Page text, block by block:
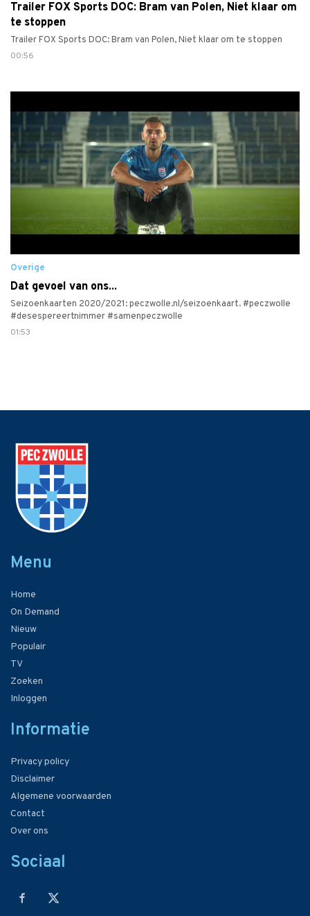
Trailer FOX Sports DOC: Bram van Polen, Niet klaar om
te stoppen
Trailer FOX Sports DOC: Bram van Polen, Niet klaar om te stoppen
00:56
Overige
Dat gevoel van ons...
Seizoenkaarten 2020/2021: peczwolle.nl/seizoenkaart. #peczwolle
#desespereertnimmer #samenpeczwolle
01:53
Menu
Home
On Demand
Nieuw
Populair
TV
Zoeken
Inloggen
Informatie
Privacy policy
Disclaimer
Algemene voorwaarden
Contact
Over ons
Sociaal